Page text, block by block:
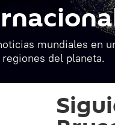
mundiales en
del planeta.